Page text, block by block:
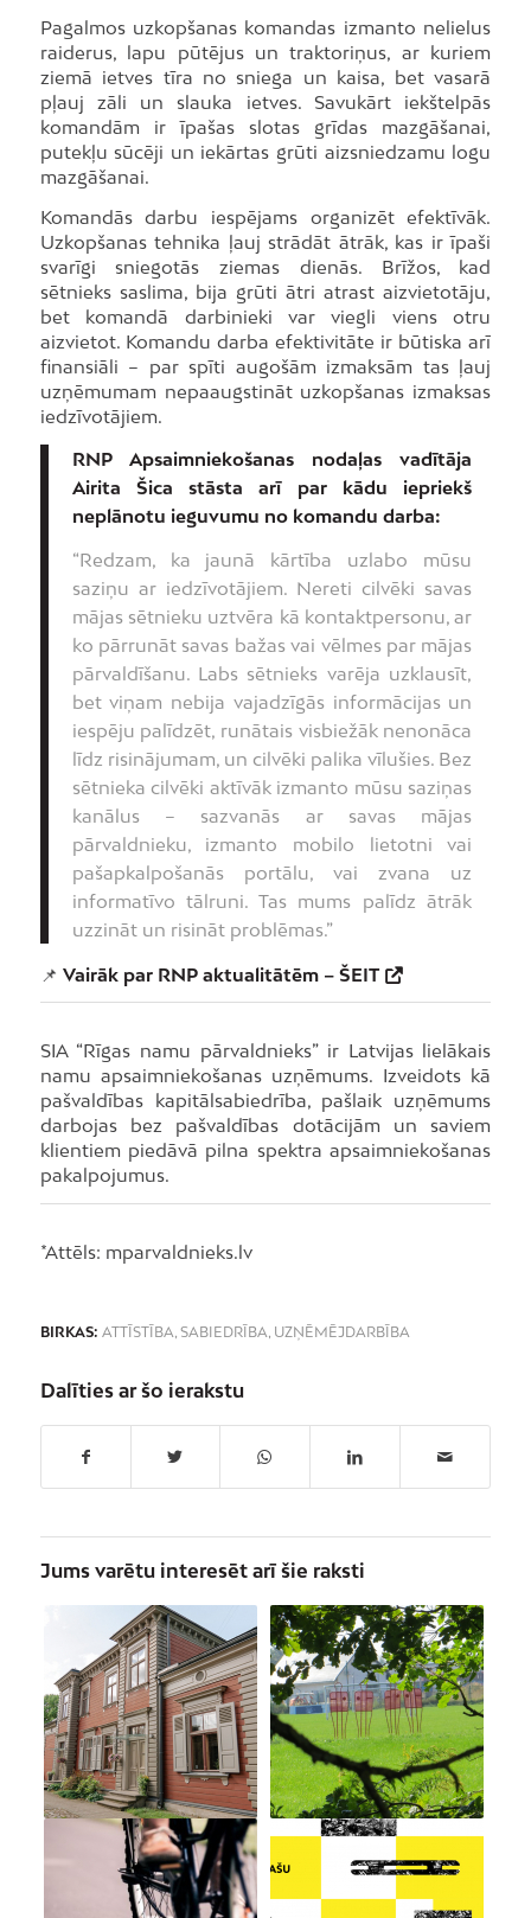
Pagalmos uzkopšanas komandas izmanto nelielus
raiderus, lapu pūtējus un traktoriņus, ar kuriem
ziemā ietves tīra no sniega un kaisa, bet vasarā
pļauj zāli un slauka ietves. Savukārt iekštelpās
komandām ir īpašas slotas grīdas mazgāšanai,
putekļu sūcēji un iekārtas grūti aizsniedzamu logu
mazgāšanai.
Komandās darbu iespējams organizēt efektīvāk.
Uzkopšanas tehnika ļauj strādāt ātrāk, kas ir īpaši
svarīgi sniegotās ziemas dienās. Brīžos, kad
sētnieks saslima, bija grūti ātri atrast aizvietotāju,
bet komandā darbinieki var viegli viens otru
aizvietot. Komandu darba efektivitāte ir būtiska arī
finansiāli – par spīti augošām izmaksām tas ļauj
uzņēmumam nepaaugstināt uzkopšanas izmaksas
iedzīvotājiem.
RNP Apsaimniekošanas nodaļas vadītāja
Airita Šica stāsta arī par kādu iepriekš
neplānotu ieguvumu no komandu darba:
“Redzam, ka jaunā kārtība uzlabo mūsu
saziņu ar iedzīvotājiem. Nereti cilvēki savas
mājas sētnieku uztvēra kā kontaktpersonu, ar
ko pārrunāt savas bažas vai vēlmes par mājas
pārvaldīšanu. Labs sētnieks varēja uzklausīt,
bet viņam nebija vajadzīgās informācijas un
iespēju palīdzēt, runātais visbiežāk nenonāca
līdz risinājumam, un cilvēki palika vīlušies. Bez
sētnieka cilvēki aktīvāk izmanto mūsu saziņas
kanālus – sazvanās ar savas mājas
pārvaldnieku, izmanto mobilo lietotni vai
pašapkalpošanās portālu, vai zvana uz
informatīvo tālruni. Tas mums palīdz ātrāk
uzzināt un risināt problēmas.”
📌 Vairāk par RNP aktualitātēm – ŠEIT
SIA “Rīgas namu pārvaldnieks” ir Latvijas lielākais
namu apsaimniekošanas uzņēmums. Izveidots kā
pašvaldības kapitālsabiedrība, pašlaik uzņēmums
darbojas bez pašvaldības dotācijām un saviem
klientiem piedāvā pilna spektra apsaimniekošanas
pakalpojumus.
*Attēls: mparvaldnieks.lv
BIRKAS: ATTĪSTĪBA, SABIEDRĪBA, UZŅĒMĒJDARBĪBA
Dalīties ar šo ierakstu
Jums varētu interesēt arī šie raksti